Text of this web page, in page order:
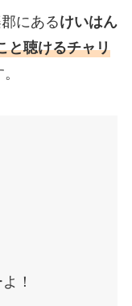
にあるけいはん
と聴けるチャリ
！